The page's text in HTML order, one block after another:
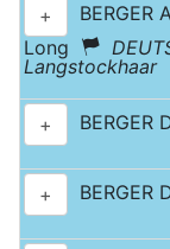
+
BERGER
Long
Langstockhaar
+ BERGER
+ BERGER